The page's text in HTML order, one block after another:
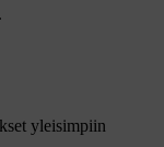
yleisimpiin